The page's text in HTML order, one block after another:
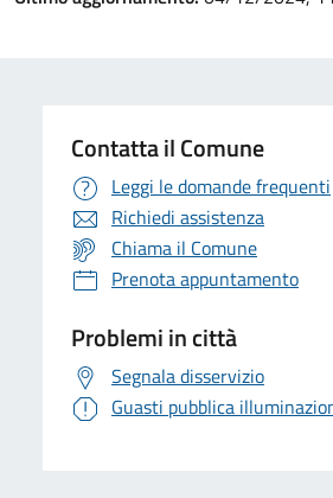
Contatta il Comune
Leggi le domande frequenti
Richiedi assistenza
Chiama il Comune
Prenota appuntamento
Problemi in città
Segnala disservizio
Guasti pubblica